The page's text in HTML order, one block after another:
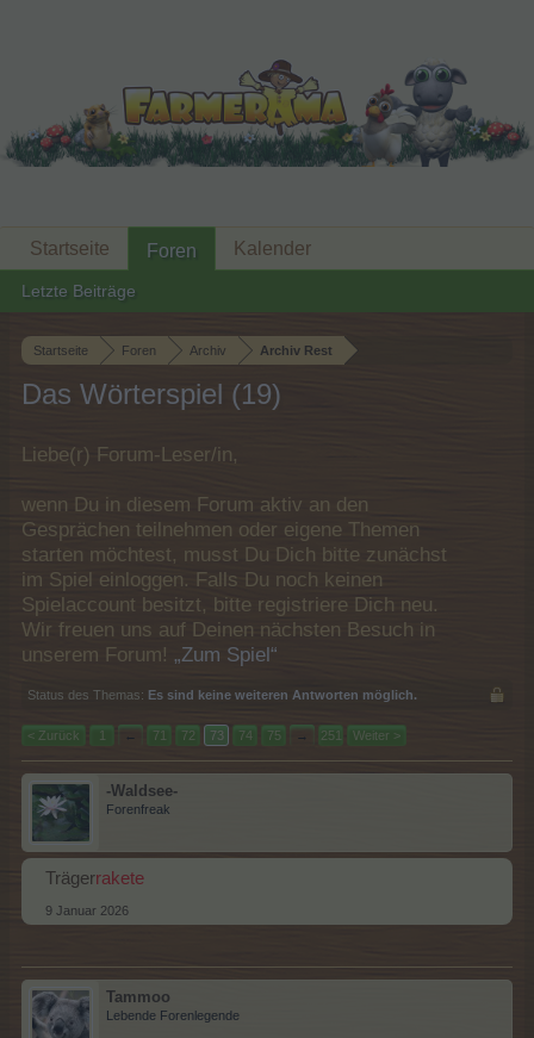
Startseite Foren Archiv Archiv Rest
Das Wörterspiel (19)
Liebe(r) Forum-Leser/in,
wenn Du in diesem Forum aktiv an den
Gesprächen teilnehmen oder eigene Themen
starten möchtest, musst Du Dich bitte zunächst
im Spiel einloggen. Falls Du noch keinen
Spielaccount besitzt, bitte registriere Dich neu.
Wir freuen uns auf Deinen nächsten Besuch in
unserem Forum! „Zum Spiel“
Status des Themas: Es sind keine weiteren Antworten möglich.
< Zurück 1 ← 71 72 73 74 75 → 251 Weiter >
-Waldsee-
Forenfreak
Trägerrakete
9 Januar 2026
Tammoo
Lebende Forenlegende
Startseite Foren
Letzte Beiträge
Kalender